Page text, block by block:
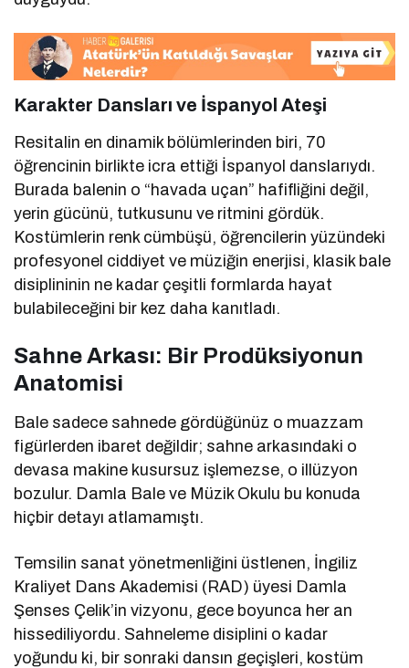
Karakter Dansları ve İspanyol Ateşi
Resitalin en dinamik bölümlerinden biri, 70
öğrencinin birlikte icra ettiği İspanyol danslarıydı.
Burada balenin o “havada uçan” hafifliğini değil,
yerin gücünü, tutkusunu ve ritmini gördük.
Kostümlerin renk cümbüşü, öğrencilerin yüzündeki
profesyonel ciddiyet ve müziğin enerjisi, klasik bale
disiplininin ne kadar çeşitli formlarda hayat
bulabileceğini bir kez daha kanıtladı.
Sahne Arkası: Bir Prodüksiyonun
Anatomisi
Bale sadece sahnede gördüğünüz o muazzam
figürlerden ibaret değildir; sahne arkasındaki o
devasa makine kusursuz işlemezse, o illüzyon
bozulur. Damla Bale ve Müzik Okulu bu konuda
hiçbir detayı atlamamıştı.
Temsilin sanat yönetmenliğini üstlenen, İngiliz
Kraliyet Dans Akademisi (RAD) üyesi Damla
Şenses Çelik’in vizyonu, gece boyunca her an
hissediliyordu. Sahneleme disiplini o kadar
yoğundu ki, bir sonraki dansın geçişleri, kostüm